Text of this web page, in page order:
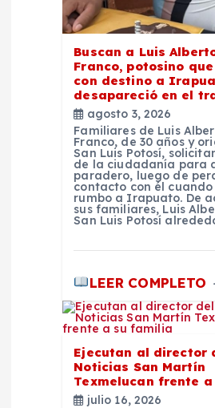
Buscan a Luis
Franco, potosino
con destino a
desapareció en el
agosto 3, 2026
Familiares de Luis
Franco, de 30 años y
San Luis Potosí,
de la ciudadanía para
paradero, luego de
contacto con él
rumbo a Irapuato. De
sus familiares, Luis
San Luis Potosí
LEER COMPLETO
Ejecutan al director
Noticias San Martín
Texmelucan frente
julio 16, 2026